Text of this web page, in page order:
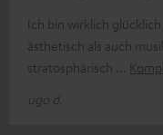
Ich bin wirklich
ästhetisch als auch
stratosphärisch
ugo d.